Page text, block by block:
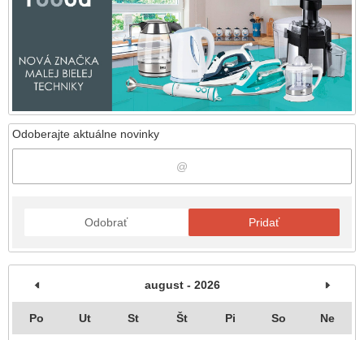
Odoberajte aktuálne novinky
Odobrať Pridať
august - 2026
Po Ut St Št Pi So Ne